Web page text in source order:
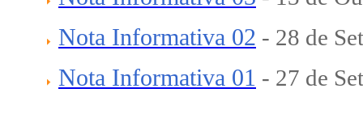
Nota Informativa 02 - 28 de
Nota Informativa 01 - 27 de